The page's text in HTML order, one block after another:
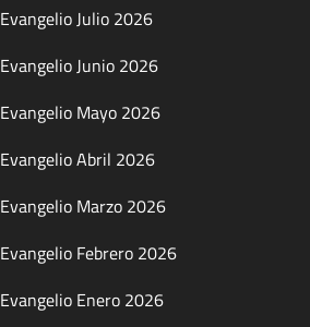
Evangelio Julio 2026
Evangelio Junio 2026
Evangelio Mayo 2026
Evangelio Abril 2026
Evangelio Marzo 2026
Evangelio Febrero 2026
Evangelio Enero 2026